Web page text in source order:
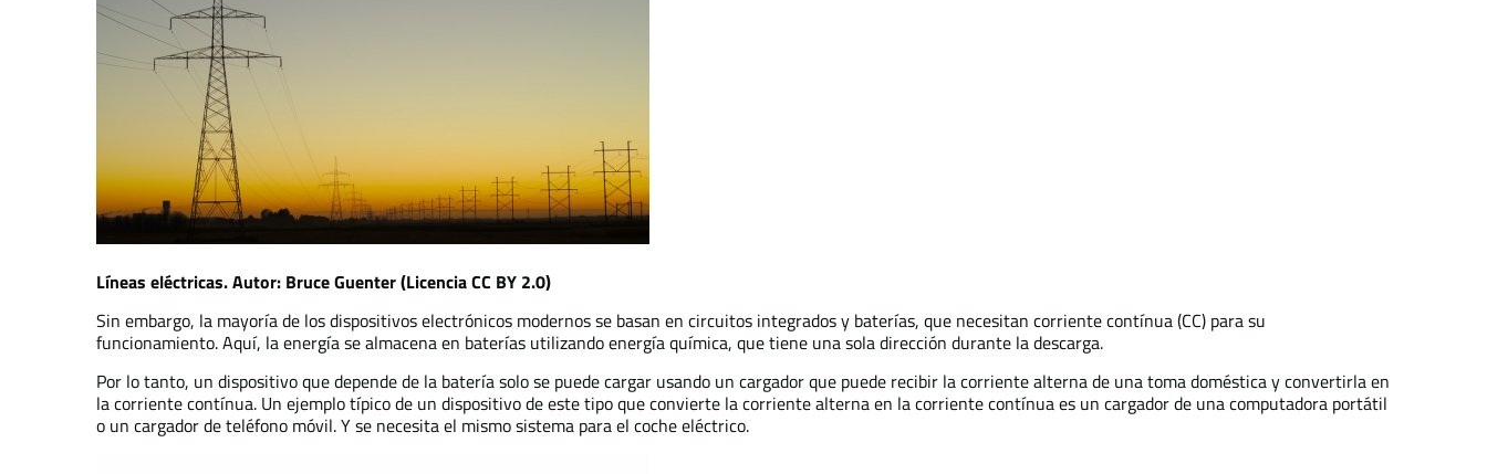
Líneas eléctricas. Autor: Bruce Guenter (Licencia CC BY 2.0)
Sin embargo, la mayoría de los dispositivos electrónicos modernos se basan en circuitos integrados y baterías, que necesitan corriente contínua (CC) para su
funcionamiento. Aquí, la energía se almacena en baterías utilizando energía química, que tiene una sola dirección durante la descarga.
Por lo tanto, un dispositivo que depende de la batería solo se puede cargar usando un cargador que puede recibir la corriente alterna de una toma doméstica y convertirla en
la corriente contínua. Un ejemplo típico de un dispositivo de este tipo que convierte la corriente alterna en la corriente contínua es un cargador de una computadora portátil
o un cargador de teléfono móvil. Y se necesita el mismo sistema para el coche eléctrico.